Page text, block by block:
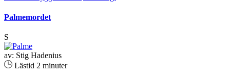
Palmemordet
S
av: Stig Hadenius
Lästid 2 minuter